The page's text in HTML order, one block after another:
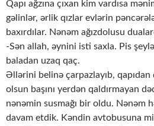
Qapı ağzına çıxan kim vardısa
gəlinlər, ərlik qızlar evlərin
baxırdılar. Nənəm ağızdolusu
-Sən allah, əynini isti saxla. Pis
baladan uzaq qaç.
Əllərini belinə çarpazlayıb, qapıdan
olsun başını yerdən qaldırmayan
nənəmin susmağı bir oldu. Nənəm
davam etdik. Kəndin avtobusuna